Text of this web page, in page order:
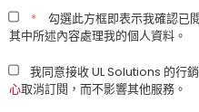
* 勾選此方框即表示我確認已
其中所述內容處理我的個人資料。
我同意接收 UL Solutions 的行
心取消訂閱，而不影響其他服務。